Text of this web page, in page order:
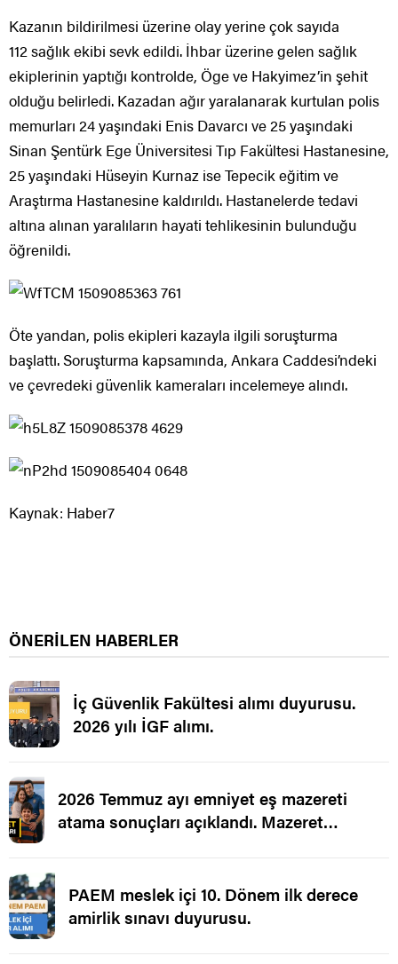
Kazanın bildirilmesi üzerine olay yerine çok sayıda
112 sağlık ekibi sevk edildi. İhbar üzerine gelen sağlık
ekiplerinin yaptığı kontrolde, Öge ve Hakyimez’in şehit
olduğu belirledi. Kazadan ağır yaralanarak kurtulan polis
memurları 24 yaşındaki Enis Davarcı ve 25 yaşındaki
Sinan Şentürk Ege Üniversitesi Tıp Fakültesi Hastanesine,
25 yaşındaki Hüseyin Kurnaz ise Tepecik eğitim ve
Araştırma Hastanesine kaldırıldı. Hastanelerde tedavi
altına alınan yaralıların hayati tehlikesinin bulunduğu
öğrenildi.
Öte yandan, polis ekipleri kazayla ilgili soruşturma
başlattı. Soruşturma kapsamında, Ankara Caddesi’ndeki
ve çevredeki güvenlik kameraları incelemeye alındı.
Kaynak: Haber7
ÖNERİLEN HABERLER
İç Güvenlik Fakültesi alımı duyurusu.
2026 yılı İGF alımı.
2026 Temmuz ayı emniyet eş mazereti
atama sonuçları açıklandı. Mazeret
PAEM meslek içi 10. Dönem ilk derece
amirlik sınavı duyurusu.